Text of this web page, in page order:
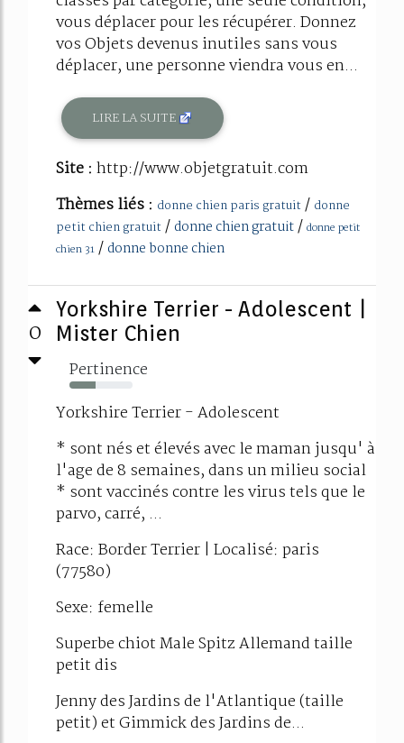
vous déplacer pour les récupérer. Donnez
vos Objets devenus inutiles sans vous
déplacer, une personne viendra vous en...
LIRE LA SUITE
Site : http://www.objetgratuit.com
Thèmes liés : donne chien paris gratuit / donne
petit chien gratuit / donne chien gratuit/ donne petit
chien 31 / donne bonne chien
0
Yorkshire Terrier - Adolescent |
Mister Chien
Pertinence
42%
Yorkshire Terrier - Adolescent
* sont nés et élevés avec le maman jusqu' à
l'age de 8 semaines, dans un milieu social
* sont vaccinés contre les virus tels que le
parvo, carré, ...
Race: Border Terrier | Localisé: paris
(77580)
Sexe: femelle
Superbe chiot Male Spitz Allemand taille
petit dis
Jenny des Jardins de l'Atlantique (taille
petit) et Gimmick des Jardins de...